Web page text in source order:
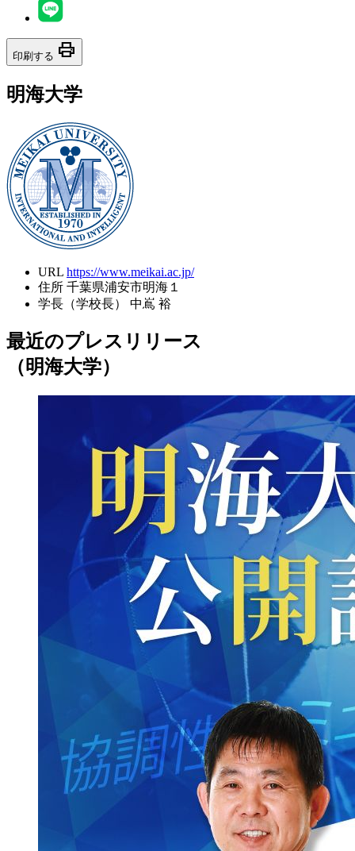
印刷する print
明海大学
URL https://www.meikai.ac.jp/
住所 千葉県浦安市明海１
学長（学校長）
中嶌 裕
最近のプレスリリース
（明海大学）